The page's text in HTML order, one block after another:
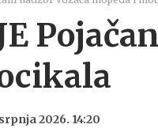
2026. 14:20